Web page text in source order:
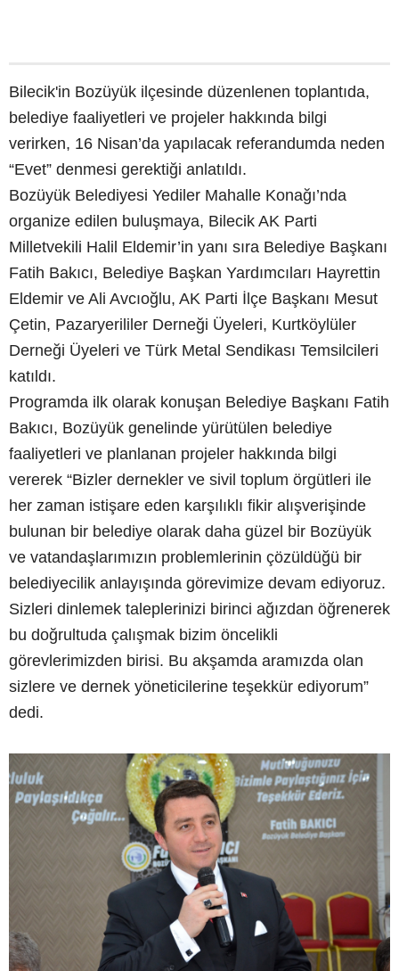
Bilecik'in Bozüyük ilçesinde düzenlenen toplantıda,
belediye faaliyetleri ve projeler hakkında bilgi
verirken, 16 Nisan’da yapılacak referandumda neden
“Evet” denmesi gerektiği anlatıldı.
Bozüyük Belediyesi Yediler Mahalle Konağı’nda
organize edilen buluşmaya, Bilecik AK Parti
Milletvekili Halil Eldemir’in yanı sıra Belediye Başkanı
Fatih Bakıcı, Belediye Başkan Yardımcıları Hayrettin
Eldemir ve Ali Avcıoğlu, AK Parti İlçe Başkanı Mesut
Çetin, Pazaryerililer Derneği Üyeleri, Kurtköylüler
Derneği Üyeleri ve Türk Metal Sendikası Temsilcileri
katıldı.
Programda ilk olarak konuşan Belediye Başkanı Fatih
Bakıcı, Bozüyük genelinde yürütülen belediye
faaliyetleri ve planlanan projeler hakkında bilgi
vererek “Bizler dernekler ve sivil toplum örgütleri ile
her zaman istişare eden karşılıklı fikir alışverişinde
bulunan bir belediye olarak daha güzel bir Bozüyük
ve vatandaşlarımızın problemlerinin çözüldüğü bir
belediyecilik anlayışında görevimize devam ediyoruz.
Sizleri dinlemek taleplerinizi birinci ağızdan öğrenerek
bu doğrultuda çalışmak bizim öncelikli
görevlerimizden birisi. Bu akşamda aramızda olan
sizlere ve dernek yöneticilerine teşekkür ediyorum”
dedi.